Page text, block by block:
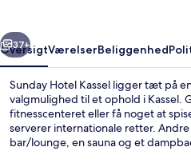
Næste
37+
OversigtVærelserBeliggenhed
Sunday Hotel Kassel ligger tæt på
valgmulighed til et ophold i Kassel.
fitnesscenteret eller få noget at
serverer internationale retter.
bar/lounge, en sauna og et